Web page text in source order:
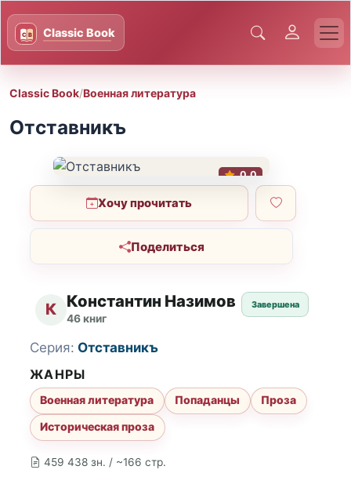
Classic Book/Военная литература
Отставникъ
0.0
Хочу прочитать
Поделиться
К Константин Назимов
46 книг
Завершена
459 438 зн. / ~166 стр.
Серия: Отставникъ
ЖАНРЫ
Военная литература Попаданцы
Проза
Историческая проза